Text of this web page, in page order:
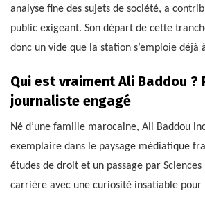
analyse fine des sujets de société, a
public exigeant. Son départ de cette
donc un vide que la station s’emploie déjà
Qui est vraiment Ali Baddou ?
journaliste engagé
Né d’une famille marocaine, Ali Baddou
exemplaire dans le paysage médiatique
études de droit et un passage par Sciences
carrière avec une curiosité insatiable pour